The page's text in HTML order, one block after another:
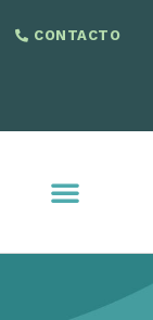
CONTACTO